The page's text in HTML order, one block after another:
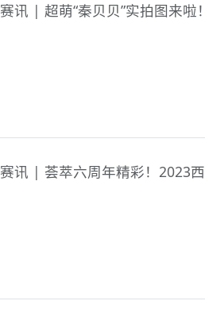
赛讯 | 超萌“秦贝贝”实拍图来
赛讯 | 荟萃六周年精彩！2023